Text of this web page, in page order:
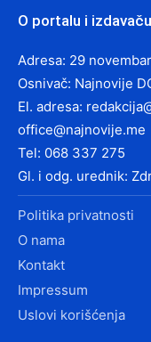
O portalu i izdavaču
Adresa: 29
Osnivač: Najnovije
El. adresa:
office@najnovije.me
Tel: 068 337 275
Gl. i odg. urednik:
Politika privatnosti
O nama
Kontakt
Impressum
Uslovi korišćenja